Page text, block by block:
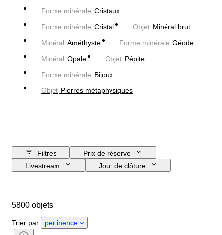
Forme minérale Cristaux
Forme minérale Cristal Objet Minéral brut
Minéral Améthyste Forme minérale Géode
Minéral Opale Objet Pépite
Forme minérale Bijoux
Objet Pierres métaphysiques
Filtres
Prix de réserve
Livestream
Jour de clôture
Pays d’origine
Genre
État
Pierre précieuse
5800 objets
Trier par pertinence